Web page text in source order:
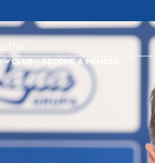
CLUB BECOME A MEMBER